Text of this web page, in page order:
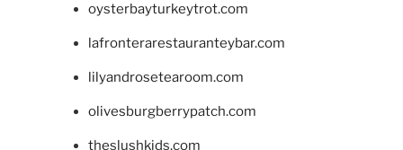
oysterbayturkeytrot.com
lafronterarestauranteybar.com
lilyandrosetearoom.com
olivesburgberrypatch.com
theslushkids.com